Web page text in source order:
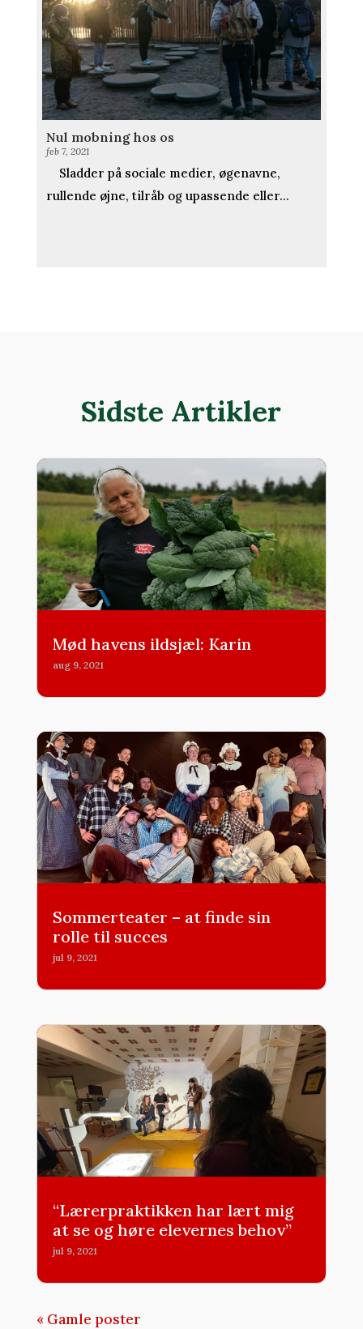
Nul mobning hos os
feb 7, 2021
Sladder på sociale medier, øgenavne,
rullende øjne, tilråb og upassende eller...
Sidste Artikler
Mød havens ildsjæl: Karin
aug 9, 2021
Sommerteater – at finde sin
rolle til succes
jul 9, 2021
“Lærerpraktikken har lært mig
at se og høre elevernes behov”
jul 9, 2021
« Gamle poster